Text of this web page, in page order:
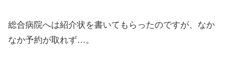
総合病院へは紹介状を書いてもらったのですが、なか
なか予約が取れず…。